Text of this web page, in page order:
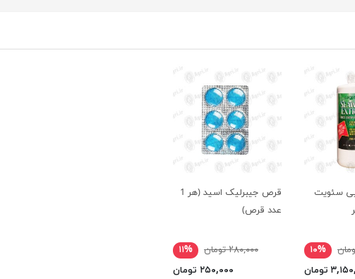
سئویت
۱۰%
تومان
قرص جیبرلیک اسید (هر 1
عدد قرص)
۲۸۰,۰۰۰ تومان
۱۱%
۲۵۰,۰۰۰ تومان